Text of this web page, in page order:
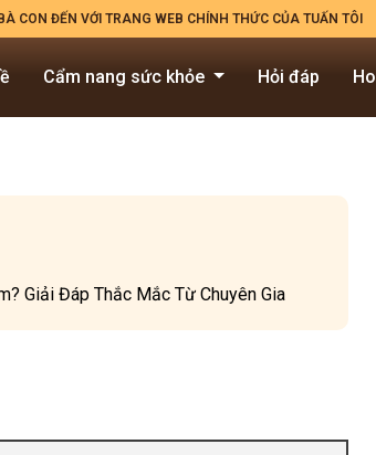
CON ĐẾN VỚI TRANG WEB CHÍNH THỨC CỦA TUẤN TÔI
Cẩm nang sức khỏe Hỏi đáp
Giải Đáp Thắc Mắc Từ Chuyên Gia